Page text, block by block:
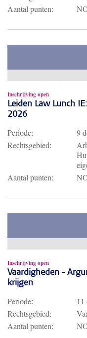
Aantal punten:
Inschrijving open
Leiden Law Lunch
2026
Periode:
9
Rechtsgebied:
Aantal punten:
Inschrijving open
Vaardigheden -
krijgen
Periode:
11
Rechtsgebied:
Aantal punten: